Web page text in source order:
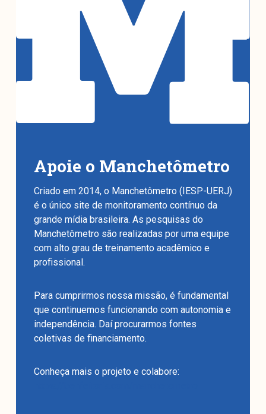
Apoie o Manchetômetro
Criado em 2014, o Manchetômetro (IESP-UERJ)
é o único site de monitoramento contínuo da
grande mídia brasileira. As pesquisas do
Manchetômetro são realizadas por uma equipe
com alto grau de treinamento acadêmico e
profissional.
Para cumprirmos nossa missão, é fundamental
que continuemos funcionando com autonomia e
independência. Daí procurarmos fontes
coletivas de financiamento.
Conheça mais o projeto e colabore: